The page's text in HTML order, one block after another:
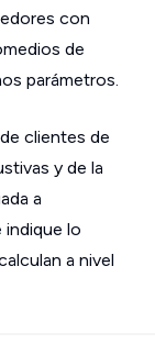
con
de
parámetros.
clientes de
y de la
a
indique lo
a nivel